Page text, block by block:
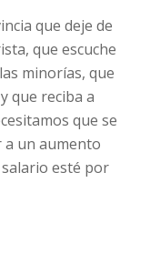
que deje de
que escuche
minorías, que
que reciba a
que se
a un aumento
esté por